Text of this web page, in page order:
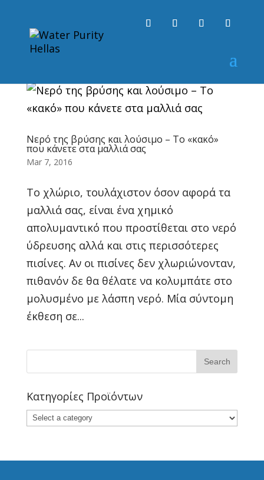
Νερό της βρύσης και λούσιμο – Το «κακό»
που κάνετε στα μαλλιά σας
Mar 7, 2016
Το χλώριο, τουλάχιστον όσον αφορά τα
μαλλιά σας, είναι ένα χημικό
απολυμαντικό που προστίθεται στο νερό
ύδρευσης αλλά και στις περισσότερες
πισίνες. Αν οι πισίνες δεν χλωριώνονταν,
πιθανόν δε θα θέλατε να κολυμπάτε στο
μολυσμένο με λάσπη νερό. Μία σύντομη
έκθεση σε...
Κατηγορίες Προϊόντων